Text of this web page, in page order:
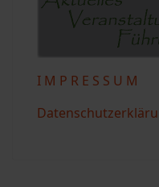
I M P R E S S U M